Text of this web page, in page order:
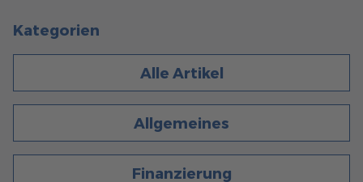
Kategorien
Alle Artikel
Allgemeines
Finanzierung